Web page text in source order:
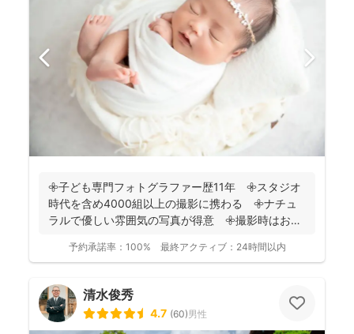
𖧷子ども専門フォトグラファー歴11年 𖧷スタジオ
時代を含め4000組以上の撮影に携わる 𖧷ナチュ
ラルで優しい雰囲気の写真が得意 𖧷撮影時はお手
予約承諾率： 100% 最終アクティブ： 24時間以内
清水俊秀
4.7 (60)男性